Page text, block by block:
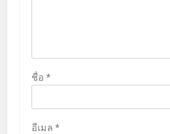
ชื่อ *
อีเมล *